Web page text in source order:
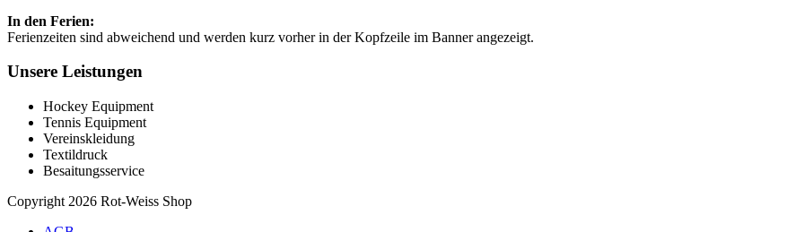
In den Ferien:
Ferienzeiten sind abweichend und werden kurz vorher in der Kopfzeile im Banner angezeigt.
Unsere Leistungen
Hockey Equipment
Tennis Equipment
Vereinskleidung
Textildruck
Besaitungsservice
Copyright 2026 Rot-Weiss Shop